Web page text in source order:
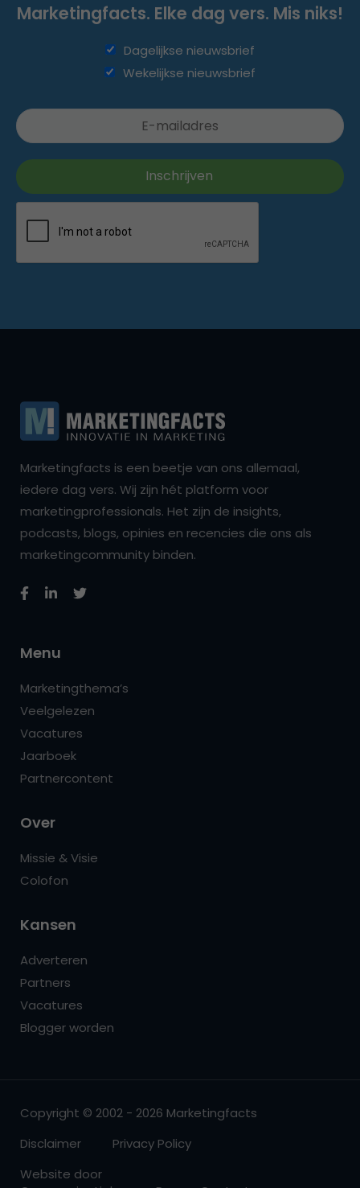
Marketingfacts. Elke dag vers. Mis niks!
Dagelijkse nieuwsbrief
Wekelijkse nieuwsbrief
Marketingfacts is een beetje van ons allemaal,
iedere dag vers. Wij zijn hét platform voor
marketingprofessionals. Het zijn de insights,
podcasts, blogs, opinies en recencies die ons als
marketingcommunity binden.
Menu
Marketingthema’s
Veelgelezen
Vacatures
Jaarboek
Partnercontent
Over
Missie & Visie
Colofon
Kansen
Adverteren
Partners
Vacatures
Blogger worden
Copyright © 2002 - 2026 Marketingfacts
Disclaimer
Privacy Policy
Website door